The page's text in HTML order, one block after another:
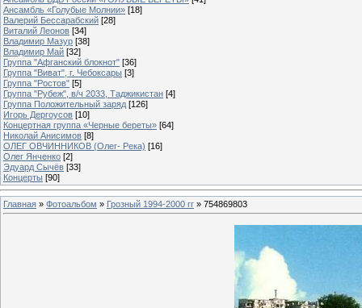
Ансамбль «Голубые Молнии» [18]
Валерий Бессарабский [28]
Виталий Леонов [34]
Владимир Мазур [38]
Владимир Май [32]
Группа "Афганский блокнот" [36]
Группа "Виват", г. Чебоксары [3]
Группа "Ростов" [5]
Группа "Рубеж", в/ч 2033, Таджикистан [4]
Группа Положительный заряд [126]
Игорь Дергоусов [10]
Концертная группа «Черные береты» [64]
Николай Анисимов [8]
ОЛЕГ ОВЧИННИКОВ (Олег- Река) [16]
Олег Янченко [2]
Эдуард Сычёв [33]
Концерты [90]
Главная » Фотоальбом » Грозный 1994-2000 гг » 754869803